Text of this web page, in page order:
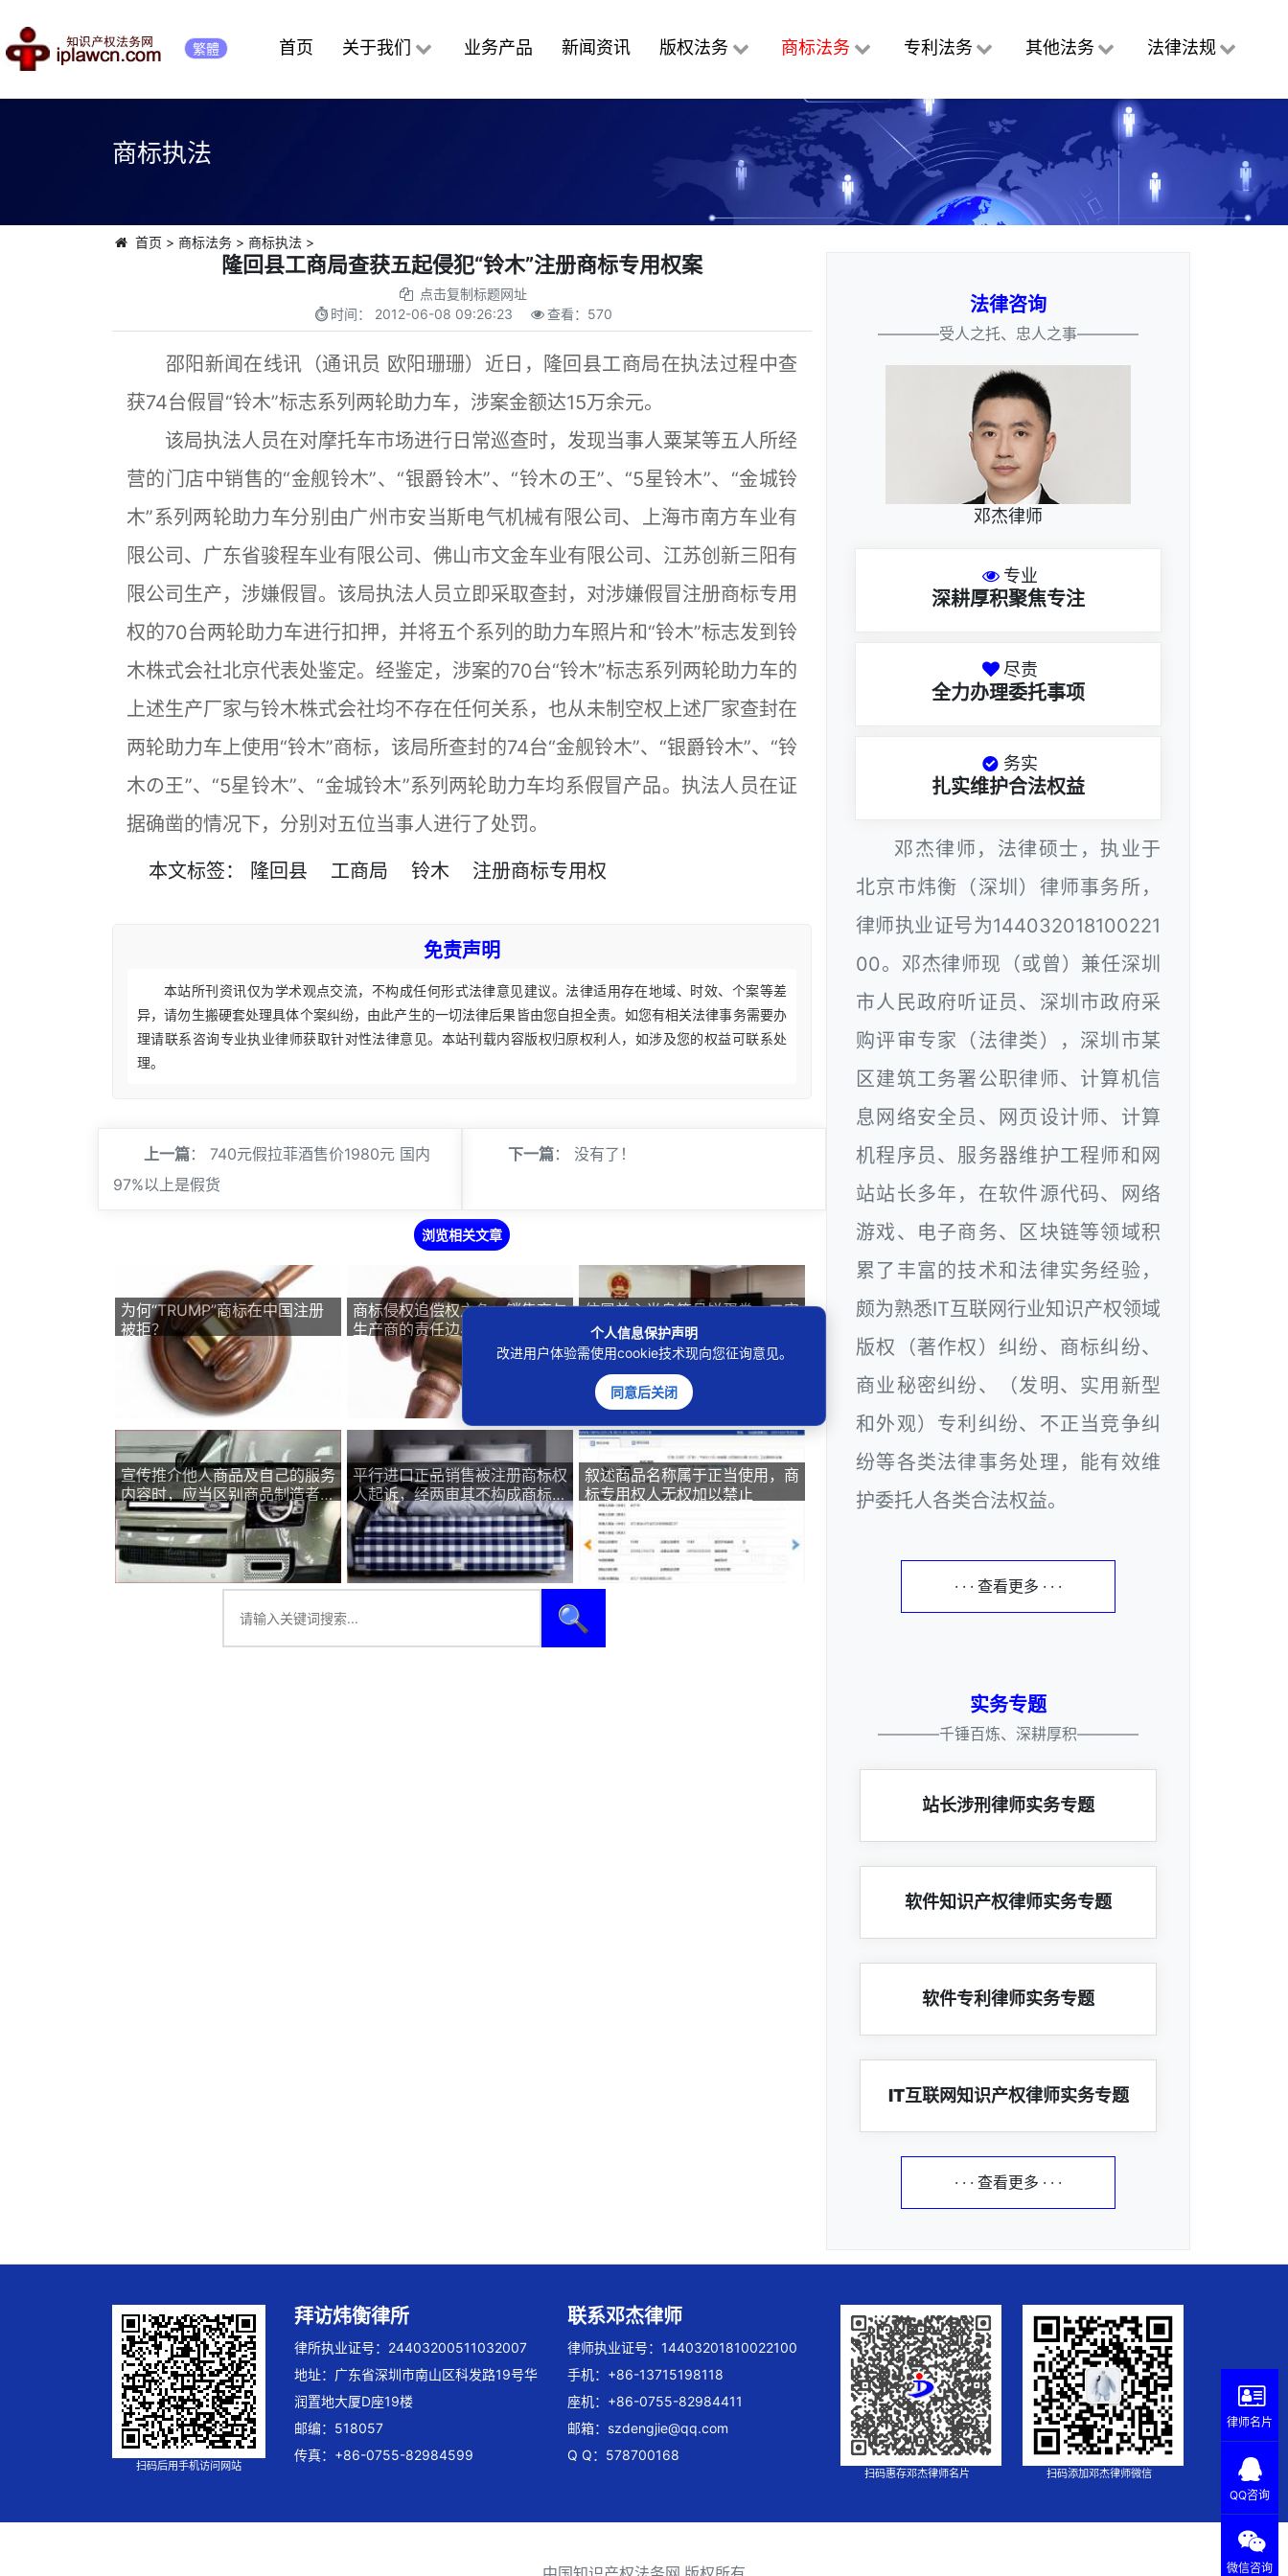
繁體 首页 关于我们 业务产品 新闻资讯 版权法务 商标法务 专利法务 其他法务 法律法规
商标执法
首页 > 商标法务> 商标执法>
隆回县工商局查获五起侵犯“铃木”注册商标专用权案
点击复制标题网址
时间： 2012-06-08 09:26:23 查看： 570
邵阳新闻在线讯（通讯员 欧阳珊珊）近日，隆回县工商局在执法过程中查
获74台假冒“铃木”标志系列两轮助力车，涉案金额达15万余元。
该局执法人员在对摩托车市场进行日常巡查时，发现当事人粟某等五人所经
营的门店中销售的“金舰铃木”、“银爵铃木”、“铃木の王”、“5星铃木”、“金城铃
木”系列两轮助力车分别由广州市安当斯电气机械有限公司、上海市南方车业有
限公司、广东省骏程车业有限公司、佛山市文金车业有限公司、江苏创新三阳有
限公司生产，涉嫌假冒。该局执法人员立即采取查封，对涉嫌假冒注册商标专用
权的70台两轮助力车进行扣押，并将五个系列的助力车照片和“铃木”标志发到铃
木株式会社北京代表处鉴定。经鉴定，涉案的70台“铃木”标志系列两轮助力车的
上述生产厂家与铃木株式会社均不存在任何关系，也从未制空权上述厂家查封在
两轮助力车上使用“铃木”商标，该局所查封的74台“金舰铃木”、“银爵铃木”、“铃
木の王”、“5星铃木”、“金城铃木”系列两轮助力车均系假冒产品。执法人员在证
据确凿的情况下，分别对五位当事人进行了处罚。
本文标签： 隆回县 工商局 铃木 注册商标专用权
免责声明
本站所刊资讯仅为学术观点交流，不构成任何形式法律意见建议。法律适用存在地域、时效、个案等差
异，请勿生搬硬套处理具体个案纠纷，由此产生的一切法律后果皆由您自担全责。如您有相关法律事务需要办
理请联系咨询专业执业律师获取针对性法律意见。本站刊载内容版权归原权利人，如涉及您的权益可联系处
理。
上一篇： 740元假拉菲酒售价1980元 国内
97%以上是假货
下一篇： 没有了！
浏览相关文章
为何“TRUMP”商标在中国注册
被拒？
商标侵权追偿权之争：销售商与
生产商的责任边界
仿冒美心半岛等月饼蛋卷，二审
维持假冒注册商标罪
宣传推介他人商品及自己的服务
内容时，应当区别商品制造者和
服务提供者关系
平行进口正品销售被注册商标权
人起诉，经两审其不构成商标侵
权和不正当竞争
叙述商品名称属于正当使用，商
标专用权人无权加以禁止
🔍
法律咨询
————受人之托、忠人之事————
邓杰律师
专业
深耕厚积聚焦专注
尽责
全力办理委托事项
务实
扎实维护合法权益
邓杰律师，法律硕士，执业于
北京市炜衡（深圳）律师事务所，
律师执业证号为144032018100221
00。邓杰律师现（或曾）兼任深圳
市人民政府听证员、深圳市政府采
购评审专家（法律类），深圳市某
区建筑工务署公职律师、计算机信
息网络安全员、网页设计师、计算
机程序员、服务器维护工程师和网
站站长多年，在软件源代码、网络
游戏、电子商务、区块链等领域积
累了丰富的技术和法律实务经验，
颇为熟悉IT互联网行业知识产权领域
版权（著作权）纠纷、商标纠纷、
商业秘密纠纷、（发明、实用新型
和外观）专利纠纷、不正当竞争纠
纷等各类法律事务处理，能有效维
护委托人各类合法权益。
· · · 查看更多 · · ·
实务专题
————千锤百炼、深耕厚积————
站长涉刑律师实务专题
软件知识产权律师实务专题
软件专利律师实务专题
IT互联网知识产权律师实务专题
· · · 查看更多 · · ·
扫码后用手机访问网站
拜访炜衡律所
律所执业证号：24403200511032007
地址：广东省深圳市南山区科发路19号华
润置地大厦D座19楼
邮编：518057
传真：+86-0755-82984599
联系邓杰律师
律师执业证号：14403201810022100
手机：+86-13715198118
座机：+86-0755-82984411
邮箱： szdengjie@qq.com
Q Q：578700168
扫码惠存邓杰律师名片 扫码添加邓杰律师微信
个人信息保护声明
改进用户体验需使用cookie技术现向您征询意见。
同意后关闭
律师名片
QQ咨询
微信咨询